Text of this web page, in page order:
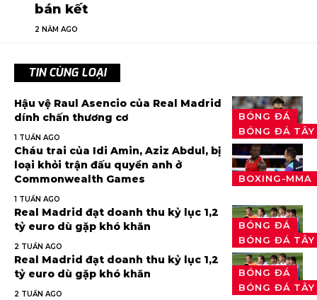
bán kết
2 NĂM AGO
TIN CÙNG LOẠI
BÓNG ĐÁ
BÓNG ĐÁ
Hậu vệ Raul Asencio của Real Madrid
dính chấn thương cơ
1 TUẦN AGO
BOXING-MMA
Cháu trai của Idi Amin, Aziz Abdul, bị
loại khỏi trận đấu quyền anh ở
Commonwealth Games
1 TUẦN AGO
BÓNG ĐÁ
BÓNG ĐÁ
Real Madrid đạt doanh thu kỷ lục 1,2
tỷ euro dù gặp khó khăn
2 TUẦN AGO
BÓNG ĐÁ
BÓNG ĐÁ
Real Madrid đạt doanh thu kỷ lục 1,2
tỷ euro dù gặp khó khăn
2 TUẦN AGO